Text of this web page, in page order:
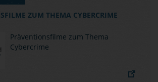
ZUM THEMA CYBERCRIME
Präventionsfilme zum Thema
Cybercrime